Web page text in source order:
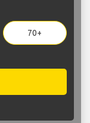
70+